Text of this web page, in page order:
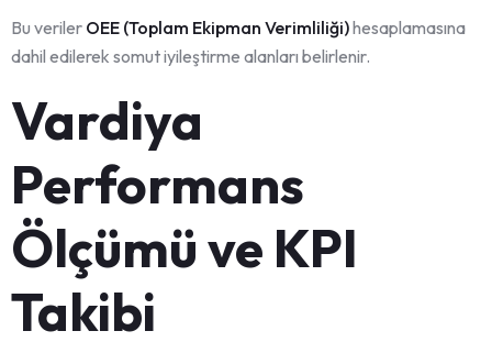
Bu veriler OEE (Toplam Ekipman Verimliliği)hesaplamasına
dahil edilerek somut iyileştirme alanları belirlenir.
Vardiya
Performans
Ölçümü ve KPI
Takibi